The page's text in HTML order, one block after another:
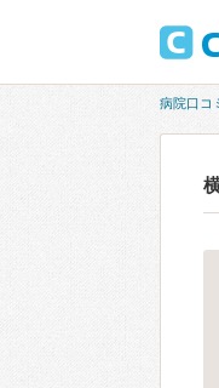
病院口コ